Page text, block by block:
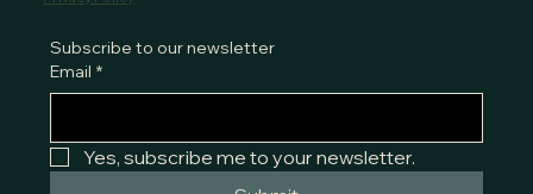
Subscribe to our newsletter
Email *
Yes, subscribe me to your newsletter.